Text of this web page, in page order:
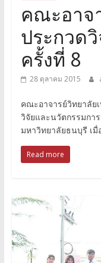
คณะอาจ
ประกวด
ครั้งที่ 8
28 ตุลาคม 2015
คณะอาจารย์วิทยาลัย
วิจัยและนวัตกรรมกา
มหาวิทยาลัยธนบุรี เมื่
Read more